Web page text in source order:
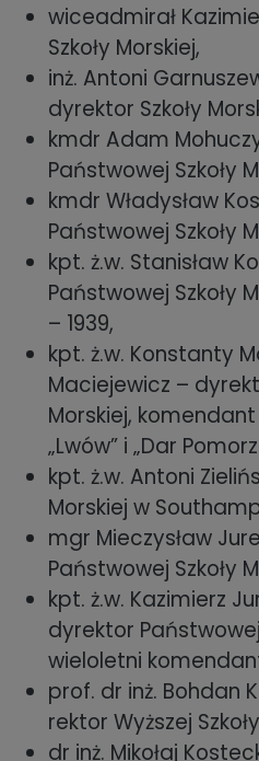
wiceadmirał
Szkoły Morskiej,
inż. Antoni
dyrektor Szkoły
kmdr Adam
Państwowej Szkoły
kmdr Władysław
Państwowej Szkoły
kpt. ż.w. Stanisław
Państwowej Szkoły
– 1939,
kpt. ż.w. Konstanty
Maciejewicz –
Morskiej,
„Lwów” i „Dar
kpt. ż.w. Antoni
Morskiej w
mgr Mieczysław
Państwowej Szkoły
kpt. ż.w. Kazimierz
dyrektor Państwowej
wieloletni
prof. dr inż. Bohdan
rektor Wyższej
dr inż. Mikołaj